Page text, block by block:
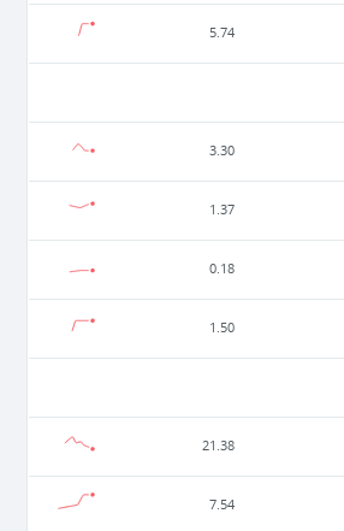
5.74
3.30
1.37
0.18
1.50
21.38
7.54